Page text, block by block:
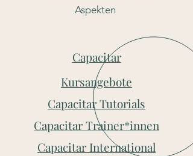
Aspekten
Capacitar
Kursangebote
Capacitar Tutorials
Capacitar Trainer*innen
Capacitar International